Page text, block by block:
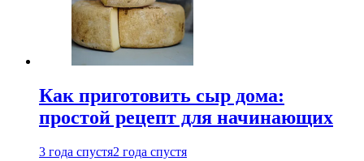
Как приготовить сыр дома:
простой рецепт для начинающих
3 года спустя2 года спустя